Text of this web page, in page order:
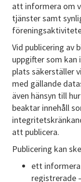
att informera om
tjänster samt
Vid publicering av
uppgifter som kan
plats säkerställer
med gällande
även hänsyn till
beaktar innehåll
att publicera.
Publicering kan
ett
registrerade